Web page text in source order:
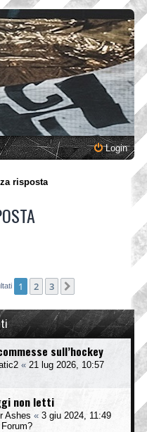
Login
risposta
1 2 3
sull’hockey
« 21 lug 2026, 10:57
non letti
Ashes « 3 giu 2024, 11:49